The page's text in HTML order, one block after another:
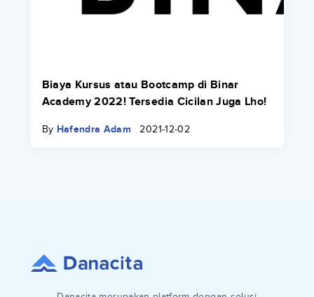
Biaya Kursus atau Bootcamp di Binar
Academy 2022! Tersedia Cicilan Juga Lho!
By Hafendra Adam 2021-12-02